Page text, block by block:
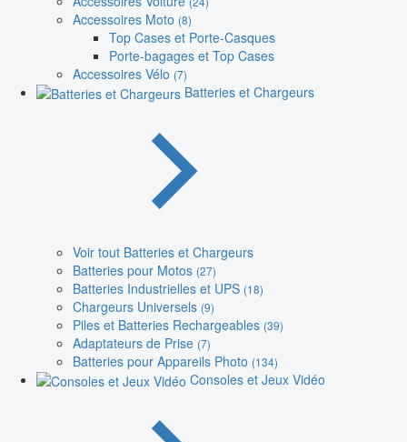
Accessoires Moto (8)
Top Cases et Porte-Casques
Porte-bagages et Top Cases
Accessoires Vélo (7)
Batteries et Chargeurs
Voir tout Batteries et Chargeurs
Batteries pour Motos (27)
Batteries Industrielles et UPS (18)
Chargeurs Universels (9)
Piles et Batteries Rechargeables (39)
Adaptateurs de Prise (7)
Batteries pour Appareils Photo (134)
Consoles et Jeux Vidéo